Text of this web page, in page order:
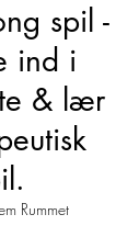
spil -
ind i
& lær
Rummet